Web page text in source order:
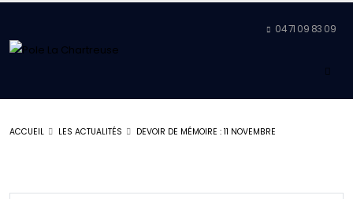
04 71 09 83 09
ACCUEIL LES ACTUALITÉS DEVOIR DE MÉMOIRE : 11 NOVEMBRE